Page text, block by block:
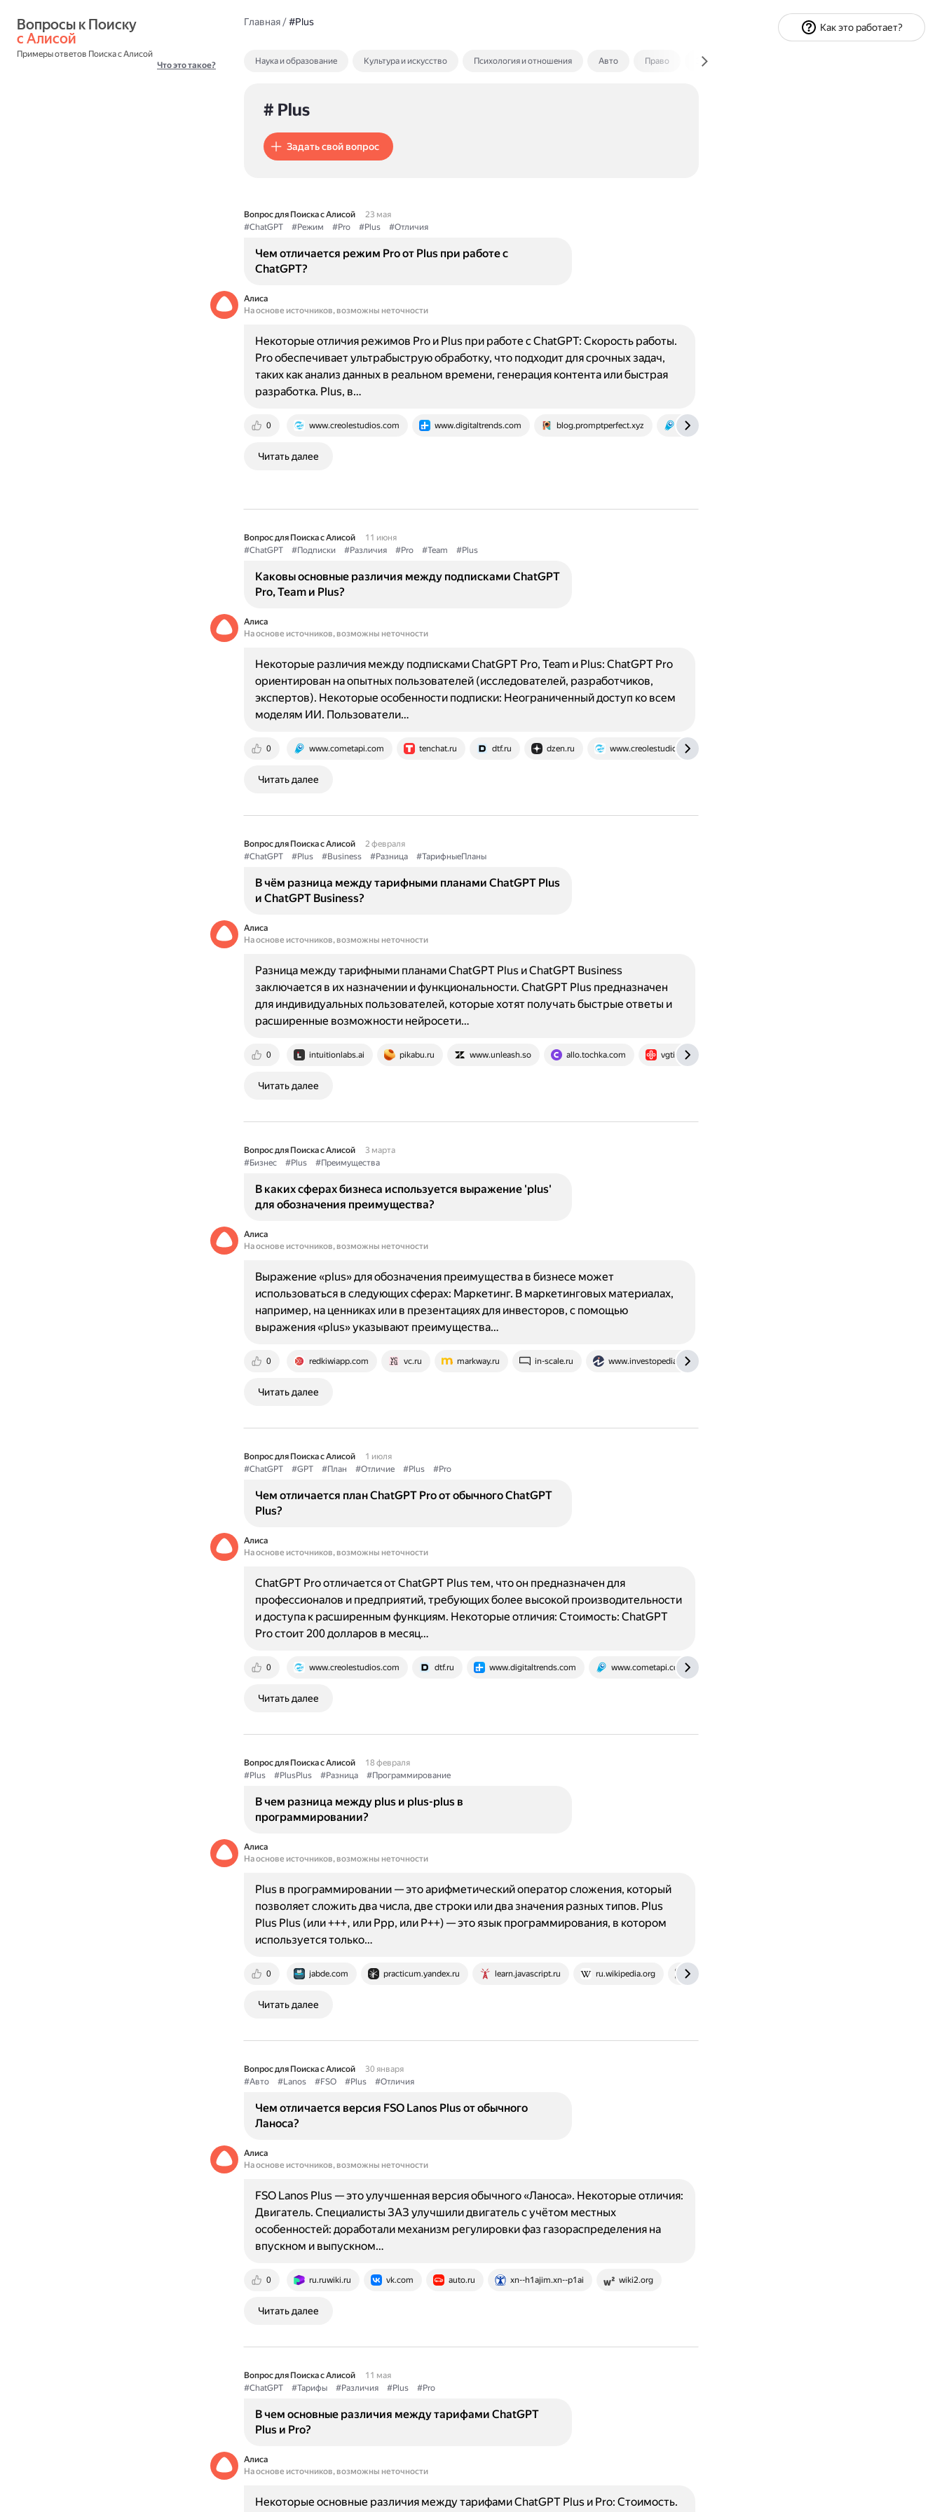
с Алисой
Примеры ответов Поиска с Алисой
Что это такое?
Главная/#Plus
Наука и образование Культура и искусство Психология и отношения Авто Право Экономика и финансы
# Plus
Задать свой вопрос
Вопрос для Поиска с Алисой
23 мая
#ChatGPT
#Режим #Pro #Plus #Отличия
Чем отличается режим Pro от Plus при работе с
ChatGPT?
Алиса
На основе источников, возможны неточности
0 www.creolestudios.com www.digitaltrends.com blog.promptperfect.xyz www.cometapi.com
Некоторые отличия режимов Pro и Plus при работе с ChatGPT: Скорость работы.
Pro обеспечивает ультрабыструю обработку, что подходит для срочных задач,
таких как анализ данных в реальном времени, генерация контента или быстрая
разработка. Plus, в…
Читать далее
Вопрос для Поиска с Алисой
11 июня
#ChatGPT
#Подписки #Различия #Pro #Team #Plus
Каковы основные различия между подписками ChatGPT
Pro, Team и Plus?
Алиса
На основе источников, возможны неточности
0 www.cometapi.com tenchat.ru dtf.ru dzen.ru www.creolestudios.com
Некоторые различия между подписками ChatGPT Pro, Team и Plus: ChatGPT Pro
ориентирован на опытных пользователей (исследователей, разработчиков,
экспертов). Некоторые особенности подписки: Неограниченный доступ ко всем
моделям ИИ. Пользователи…
Читать далее
Вопрос для Поиска с Алисой
2 февраля
#ChatGPT
#Plus #Business #Разница #ТарифныеПланы
В чём разница между тарифными планами ChatGPT Plus
и ChatGPT Business?
Алиса
На основе источников, возможны неточности
0 intuitionlabs.ai pikabu.ru www.unleash.so allo.tochka.com vgtimes.ru
Разница между тарифными планами ChatGPT Plus и ChatGPT Business
заключается в их назначении и функциональности. ChatGPT Plus предназначен
для индивидуальных пользователей, которые хотят получать быстрые ответы и
расширенные возможности нейросети…
Читать далее
Вопрос для Поиска с Алисой
3 марта
#Бизнес
#Plus #Преимущества
В каких сферах бизнеса используется выражение 'plus'
для обозначения преимущества?
Алиса
На основе источников, возможны неточности
0 redkiwiapp.com vc.ru markway.ru in-scale.ru www.investopedia.com
Выражение «plus» для обозначения преимущества в бизнесе может
использоваться в следующих сферах: Маркетинг. В маркетинговых материалах,
например, на ценниках или в презентациях для инвесторов, с помощью
выражения «plus» указывают преимущества…
Читать далее
Вопрос для Поиска с Алисой
1 июля
#ChatGPT
#GPT #План #Отличие #Plus #Pro
Чем отличается план ChatGPT Pro от обычного ChatGPT
Plus?
Алиса
На основе источников, возможны неточности
0 www.creolestudios.com dtf.ru www.digitaltrends.com www.cometapi.com
ChatGPT Pro отличается от ChatGPT Plus тем, что он предназначен для
профессионалов и предприятий, требующих более высокой производительности
и доступа к расширенным функциям. Некоторые отличия: Стоимость: ChatGPT
Pro стоит 200 долларов в месяц…
Читать далее
Вопрос для Поиска с Алисой
18 февраля
#Plus
#PlusPlus #Разница #Программирование
В чем разница между plus и plus-plus в
программировании?
Алиса
На основе источников, возможны неточности
0 jabde.com practicum.yandex.ru learn.javascript.ru ru.wikipedia.org dev.to
Plus в программировании — это арифметический оператор сложения, который
позволяет сложить два числа, две строки или два значения разных типов. Plus
Plus Plus (или +++, или Ppp, или P++) — это язык программирования, в котором
используется только…
Читать далее
Вопрос для Поиска с Алисой
30 января
#Авто
#Lanos #FSO #Plus #Отличия
Чем отличается версия FSO Lanos Plus от обычного
Ланоса?
Алиса
На основе источников, возможны неточности
0 ru.ruwiki.ru vk.com auto.ru xn--h1ajim.xn--p1ai wiki2.org
FSO Lanos Plus — это улучшенная версия обычного «Ланоса». Некоторые отличия:
Двигатель. Специалисты ЗАЗ улучшили двигатель с учётом местных
особенностей: доработали механизм регулировки фаз газораспределения на
впускном и выпускном…
Читать далее
Вопрос для Поиска с Алисой
11 мая
#ChatGPT
#Тарифы #Различия #Plus #Pro
В чем основные различия между тарифами ChatGPT
Plus и Pro?
Алиса
На основе источников, возможны неточности
Некоторые основные различия между тарифами ChatGPT Plus и Pro: Стоимость.
Как это работает?